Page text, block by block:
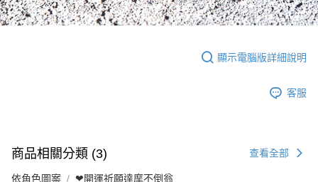
顯示電腦版詳細說明
客服
商品相關分類 (3) 查看全部
依角色圖案 ❤開運祈願達摩不倒翁